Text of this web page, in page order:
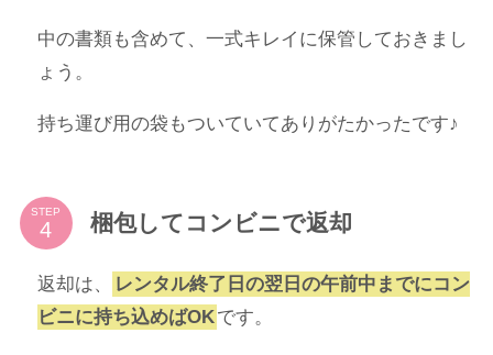
中の書類も含めて、一式キレイに保管しておきまし
ょう。
持ち運び用の袋もついていてありがたかったです♪
STEP 梱包してコンビニで返却
返却は、
レンタル終了日の翌日の午前中までにコン
ビニに持ち込めばOKです。